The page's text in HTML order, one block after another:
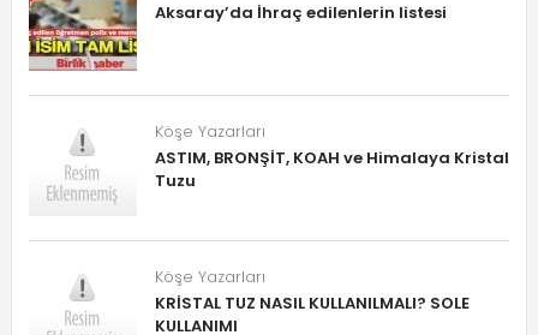
Aksaray’da İhraç edilenlerin listesi
Köşe Yazarları
ASTIM, BRONŞİT, KOAH ve Himalaya Kristal
Tuzu
Köşe Yazarları
KRİSTAL TUZ NASIL KULLANILMALI? SOLE
KULLANIMI